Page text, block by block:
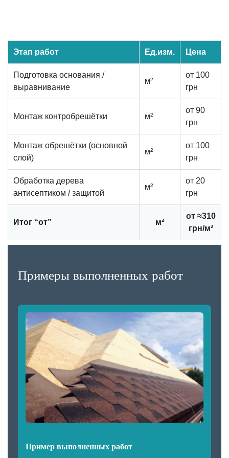
Этап работ Ед.изм. Цена
Подготовка основания /
выравнивание
м²
от 100
грн
Монтаж контробрешётки м²
от 90
грн
Монтаж обрешётки (основной
слой)
м²
от 100
грн
Обработка дерева
антисептиком / защитой
м²
от 20
грн
Итог “от” м²
от ≈310
грн/м²
Примеры выполненных работ
Пример выполненных работ